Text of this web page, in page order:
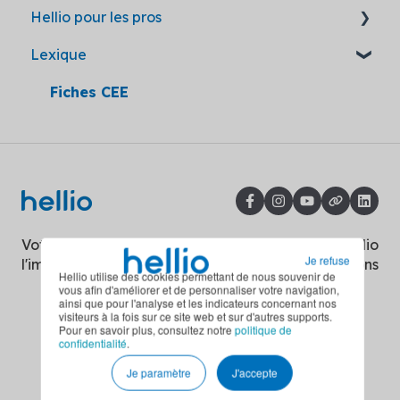
Hellio utilise des cookies permettant de nous souvenir de
vous afin d'améliorer et de personnaliser votre navigation,
ainsi que pour l'analyse et les indicateurs concernant nos
visiteurs à la fois sur ce site web et sur d'autres supports.
Pour en savoir plus, consultez notre politique de
confidentialité.
Je paramètre
J'accepte
Je refuse
Mon Accompagnateur Rénov'
Réseaux de chaleur
Loc'Avantages
Subvention publique
Divers
Obligation d'audit énergétique
Interdiction de location des logements
Carnet d'information du logement
Après inscription
Hellio, partenaire de confiance
Les travaux par Hellio
Les aides par Hellio
Hellio pour les pros
Devenir partenaire
L'accompagnement Hellio
Certificats d'Économies d'Énergie
Ma Prime Rénov'
Lexique
Fiches CEE
Votre énergie a de
l'impact
Copyright © 2026, Hellio
Solutions